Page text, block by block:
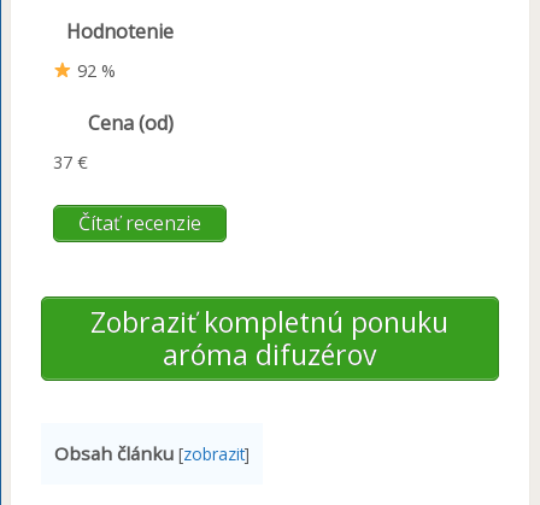
Hodnotenie
92 %
Cena (od)
37 €
Čítať recenzie
Zobraziť kompletnú ponuku
aróma difuzérov
Obsah článku [zobrazit]